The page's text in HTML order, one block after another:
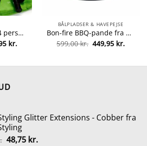
Badmintonsæt til 4 personer fra 5700009322503
kr..
kr.Den
126,95 kr..
BÅLPLADSER & HAVEPEJSE
Bon-fire BBQ-pande fra Bon-fire 5708085100084
599,00kr. Den
oprindelige
599,00 kr..
449,95 kr.Den
Glitter Extensions - Cobber fra
Den
48,75 kr.Den